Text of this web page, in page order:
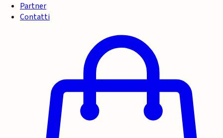
Partner
Contatti